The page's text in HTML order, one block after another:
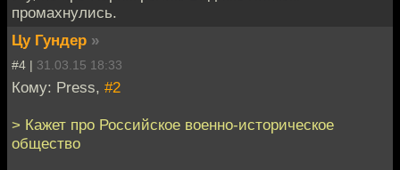
промахнулись.
Цу Гундер »
#4 | 31.03.15 18:33
Кому: Press, #2
> Кажет про Российское военно-историческое
общество